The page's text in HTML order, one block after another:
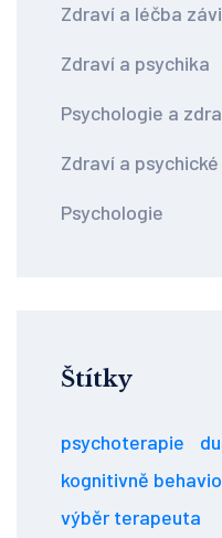
Zdraví a léčba
Zdraví a psychika
Psychologie a
Zdraví a
Psychologie
Štítky
psychoterapie
kognitivně
výběr terapeuta